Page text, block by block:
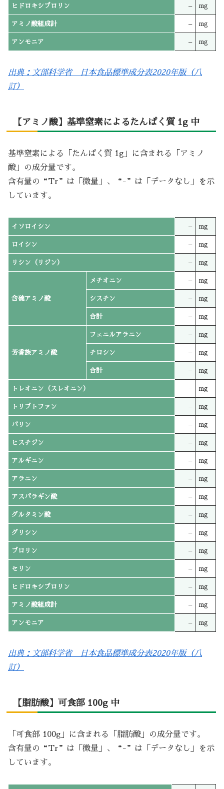
ヒドロキシプロリン – mg
アミノ酸組成計 – mg
アンモニア – mg
出典：文部科学省 日本食品標準成分表2020年版（八
訂）
【アミノ酸】基準窒素によるたんぱく質 1g 中
基準窒素による「たんぱく質 1g」に含まれる「アミノ
酸」の成分量です。
含有量の“Tr”は「微量」、“-”は「データなし」を示
しています。
イソロイシン – mg
ロイシン – mg
リシン（リジン） – mg
含硫アミノ酸
メチオニン – mg
シスチン – mg
合計 – mg
芳香族アミノ酸
フェニルアラニン – mg
チロシン – mg
合計 – mg
トレオニン（スレオニン） – mg
トリプトファン – mg
バリン – mg
ヒスチジン – mg
アルギニン – mg
アラニン – mg
アスパラギン酸 – mg
グルタミン酸 – mg
グリシン – mg
プロリン – mg
セリン – mg
ヒドロキシプロリン – mg
アミノ酸組成計 – mg
アンモニア – mg
出典：文部科学省 日本食品標準成分表2020年版（八
訂）
【脂肪酸】可食部 100g 中
「可食部 100g」に含まれる「脂肪酸」の成分量です。
含有量の“Tr”は「微量」、“-”は「データなし」を示
しています。